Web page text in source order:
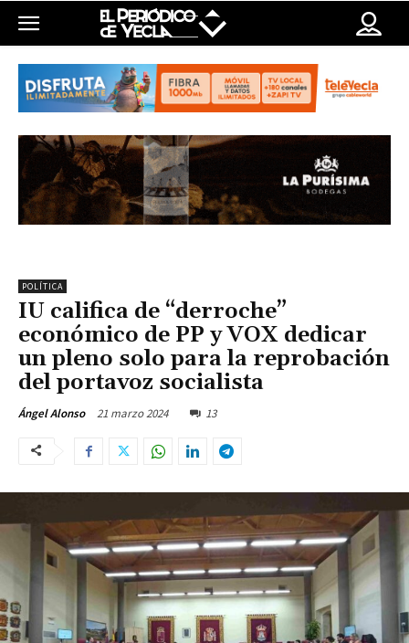
POLÍTICA
IU califica de “derroche”
económico de PP y VOX dedicar
un pleno solo para la reprobación
del portavoz socialista
Ángel Alonso 21 marzo 2024 13